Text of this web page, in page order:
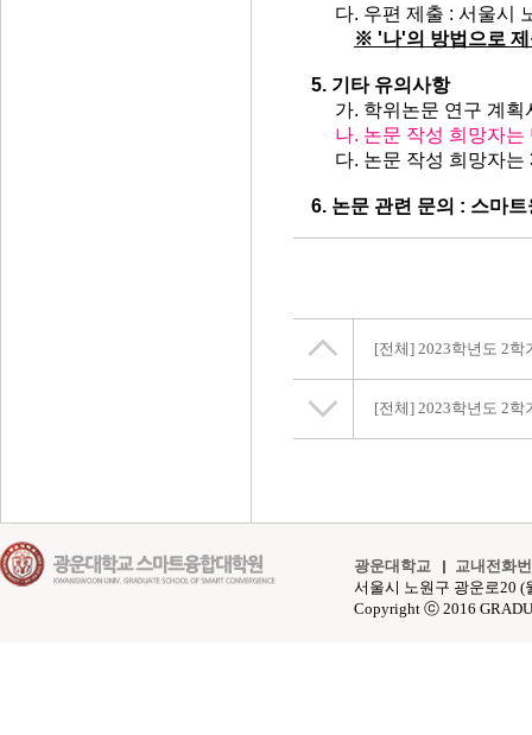
다. 우편 제출 : 서울시
※ '나'의 방법으로 제
5. 기타 유의사항
가. 학위논문 연구 계획
나. 논문 작성 희망자
다. 논문 작성 희망자는
6. 논문 관련 문의 : 스마
[전체] 2023학년도 2학
[전체] 2023학년도 2학
광운대학교
교내전화
서울시 노원구 광운로20 (
Copyright ⓒ 2016